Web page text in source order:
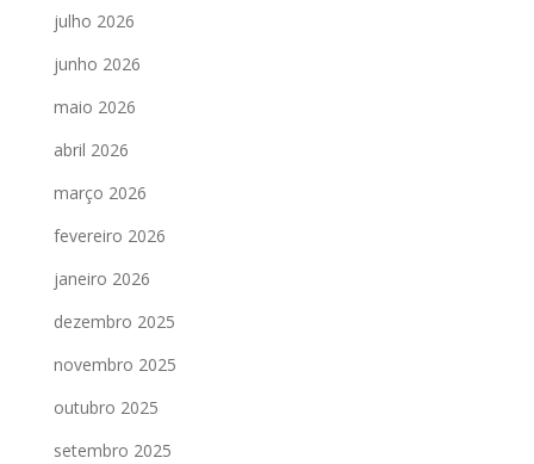
julho 2026
junho 2026
maio 2026
abril 2026
março 2026
fevereiro 2026
janeiro 2026
dezembro 2025
novembro 2025
outubro 2025
setembro 2025